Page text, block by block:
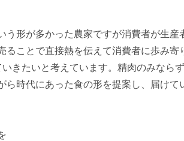
う形が多かった農家ですが消費者が生産
ることで直接熱を伝えて消費者に歩み寄
きたいと考えています。精肉のみなら
ら時代にあった食の形を提案し、届けて